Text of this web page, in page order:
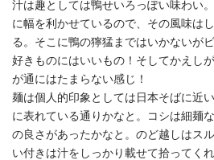
汁は趣としては鴨せいろっぽい味わい
に幅を利かせているので、その風味は
る。そこに鴨の獰猛まではいかないが
好きものにはいいもの！そしてかえし
が通にはたまらない感じ！
麺は個人的印象としては日本そばに近
に表れている通りかなと。コシは細麺
の良さがあったかなと。のど越しはス
い付きは汁をしっかり載せて拾ってく